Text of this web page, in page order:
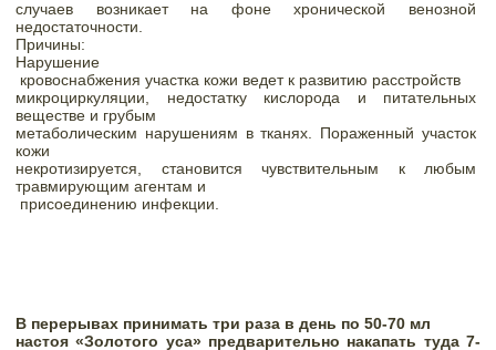
случаев возникает на фоне хронической венозной
недостаточности.
Причины:
Нарушение
микроциркуляции, недостатку кислорода и питательных
веществе и грубым
метаболическим нарушениям в тканях. Пораженный участок
кожи
некротизируется, становится чувствительным к любым
травмирующим агентам и
присоединению инфекции.
В перерывах принимать три раза в день по 50-70 мл
настоя «Золотого уса» предварительно накапать туда 7-